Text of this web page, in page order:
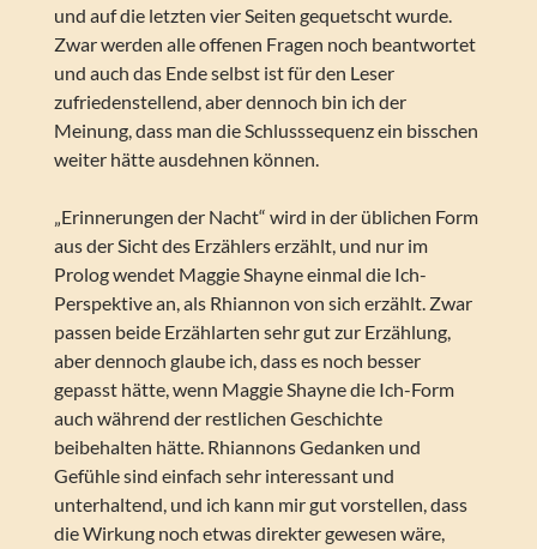
und auf die letzten vier Seiten gequetscht wurde.
Zwar werden alle offenen Fragen noch beantwortet
und auch das Ende selbst ist für den Leser
zufriedenstellend, aber dennoch bin ich der
Meinung, dass man die Schlusssequenz ein bisschen
weiter hätte ausdehnen können.
„Erinnerungen der Nacht“ wird in der üblichen Form
aus der Sicht des Erzählers erzählt, und nur im
Prolog wendet Maggie Shayne einmal die Ich-
Perspektive an, als Rhiannon von sich erzählt. Zwar
passen beide Erzählarten sehr gut zur Erzählung,
aber dennoch glaube ich, dass es noch besser
gepasst hätte, wenn Maggie Shayne die Ich-Form
auch während der restlichen Geschichte
beibehalten hätte. Rhiannons Gedanken und
Gefühle sind einfach sehr interessant und
unterhaltend, und ich kann mir gut vorstellen, dass
die Wirkung noch etwas direkter gewesen wäre,